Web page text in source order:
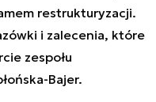
restrukturyzacji.
i zalecenia, które
zespołu
Bajer.